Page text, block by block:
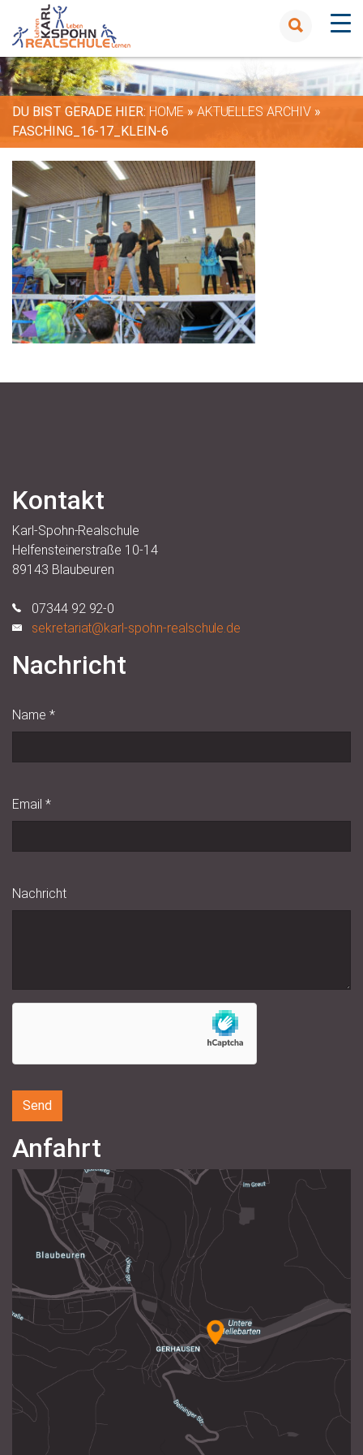
DU BIST GERADE HIER: HOME » AKTUELLES ARCHIV»
FASCHING_16-17_KLEIN-6
Kontakt
Karl-Spohn-Realschule
Helfensteinerstraße 10-14
89143 Blaubeuren
07344 92 92-0
sekretariat@karl-spohn-realschule.de
Nachricht
Name *
Email *
Nachricht
Anfahrt